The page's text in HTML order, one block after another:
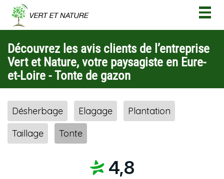
Découvrez les avis clients de l’entreprise
Vert et Nature, votre paysagiste en Eure-
et-Loire - Tonte de gazon
Désherbage Elagage
Plantation
Taillage
Tonte
4,8